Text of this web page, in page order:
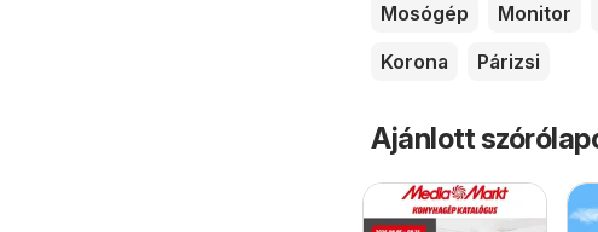
Mosógép Monitor
Korona
Párizsi
Ajánlott